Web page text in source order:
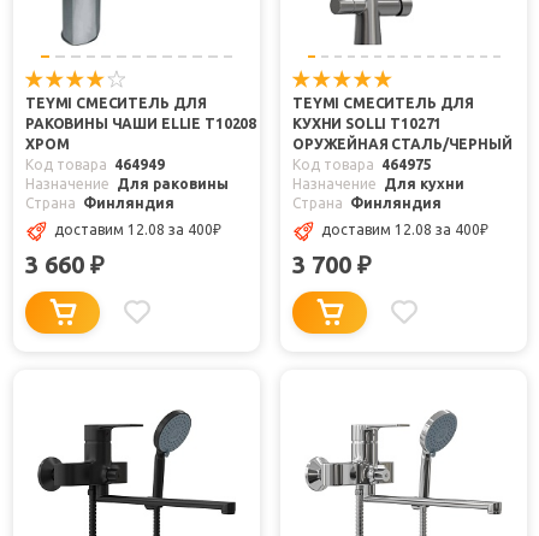
TEYMI СМЕСИТЕЛЬ ДЛЯ
РАКОВИНЫ ЧАШИ ELLIE T10208
ХРОМ
Код товара
464949
Назначение
Для раковины
Страна
Финляндия
доставим 12.08 за 400₽
3 660 ₽
TEYMI СМЕСИТЕЛЬ ДЛЯ
КУХНИ SOLLI T10271
ОРУЖЕЙНАЯ СТАЛЬ/ЧЕРНЫЙ
Код товара
464975
Назначение
Для кухни
Страна
Финляндия
доставим 12.08 за 400₽
3 700 ₽